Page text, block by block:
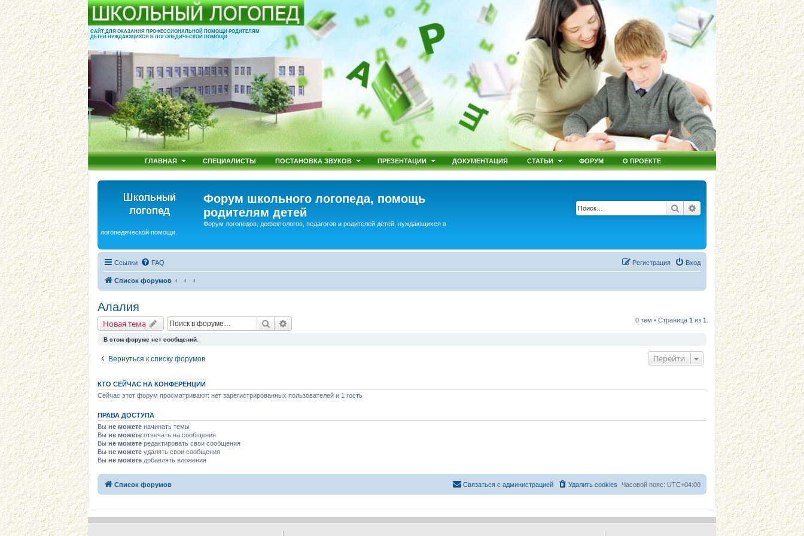
САЙТ ДЛЯ ОКАЗАНИЯ ПРОФЕССИОНАЛЬНОЙ ПОМОЩИ РОДИТЕЛЯМ
ДЕТЕЙ НУЖДАЮЩИХСЯ В ЛОГОПЕДИЧЕСКОЙ ПОМОЩИ
ГЛАВНАЯ СПЕЦИАЛИСТЫ ПОСТАНОВКА ЗВУКОВ ПРЕЗЕНТАЦИИ ДОКУМЕНТАЦИЯ СТАТЬИ ФОРУМ О ПРОЕКТЕ
Форум школьного логопеда, помощь
родителям детей
Форум логопедов, дефектологов, педагогов и родителей детей, нуждающихся в
логопедической помощи.
Поиск Расширенный поиск
Ссылки FAQ Вход
Регистрация
Список форумов
Алалия
Новая тема Поиск 0 тем • Страница 1 из 1
В этом форуме нет сообщений.
Вернуться к списку форумов Перейти
КТО СЕЙЧАС НА КОНФЕРЕНЦИИ
Сейчас этот форум просматривают: нет зарегистрированных пользователей и 1 гость
ПРАВА ДОСТУПА
Вы не можете начинать темы
Вы не можете отвечать на сообщения
Вы не можете редактировать свои сообщения
Вы не можете удалять свои сообщения
Вы не можете добавлять вложения
Список форумов Часовой пояс: UTC+04:00
Удалить cookies
Связаться с администрацией